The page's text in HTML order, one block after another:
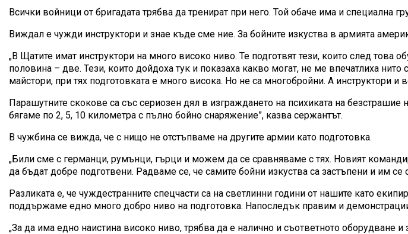
Всички войници от бригадата трябва да тренират при него. Той обаче има и специална
Виждал е чужди инструктори и знае къде сме ние. За бойните изкуства в армията
„В Щатите имат инструктори на много високо ниво. Те подготвят тези, които след
половина – две. Тези, които дойдоха тук и показаха какво могат, не ме впечатлиха
майстори, при тях подготовката е много висока. Но не са многобройни. А инструктори и
Парашутните скокове са със сериозен дял в изграждането на психиката на
бягаме по 2, 5, 10 километра с пълно бойно снаряжение”, казва сержантът.
В чужбина се вижда, че с нищо не отстъпваме на другите армии като подготовка.
„Били сме с германци, румънци, гърци и можем да се сравняваме с тях. Новият
да бъдат добре подготвени. Радваме се, че самите бойни изкуства са застъпени и им
Разликата е, че чуждестранните спецчасти са на светлинни години от нашите като
поддържаме едно много добро ниво на подготовка. Напоследък правим и
„За да има едно наистина високо ниво, трябва да е налично и съответното